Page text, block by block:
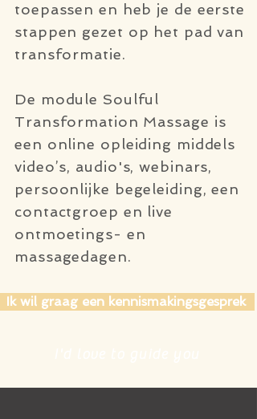
toepassen en heb je de eerste
stappen gezet op het pad van
transformatie.
De module Soulful
Transformation Massage is
een online opleiding middels
video’s, audio's, webinars,
persoonlijke begeleiding, een
contactgroep en live
ontmoetings- en
massagedagen.
Ik wil graag een kennismakingsgesprek